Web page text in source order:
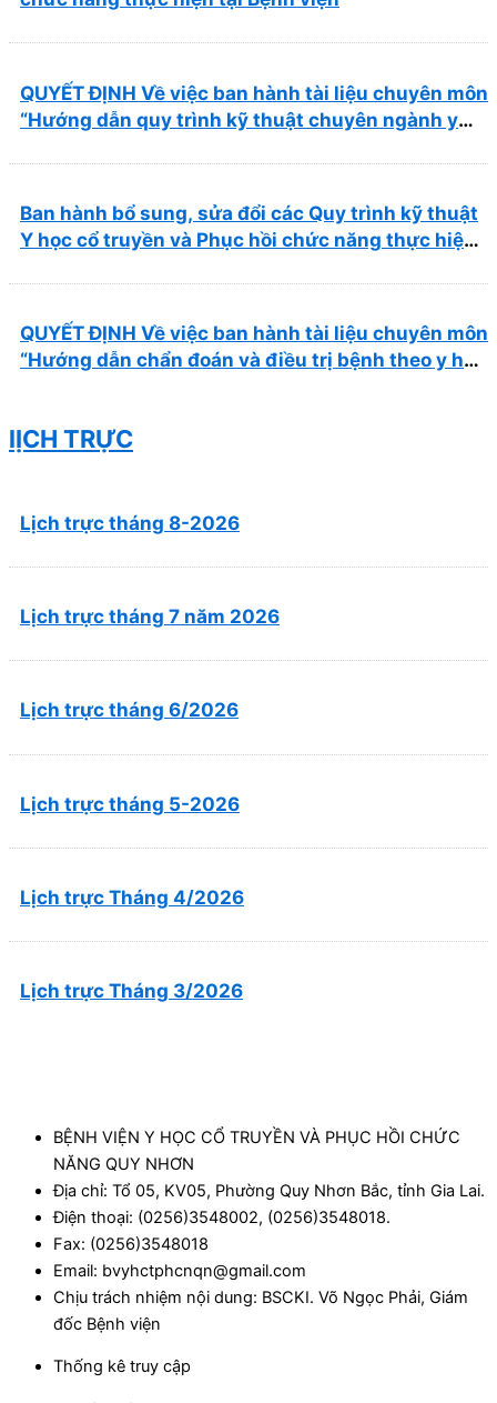
QUYẾT ĐỊNH Về việc ban hành tài liệu chuyên môn
“Hướng dẫn quy trình kỹ thuật chuyên ngành y
Ban hành bổ sung, sửa đổi các Quy trình kỹ thuật
Y học cổ truyền và Phục hồi chức năng thực hiện
QUYẾT ĐỊNH Về việc ban hành tài liệu chuyên môn
“Hướng dẫn chẩn đoán và điều trị bệnh theo y học
lỊCH TRỰC
Lịch trực tháng 8-2026
Lịch trực tháng 7 năm 2026
Lịch trực tháng 6/2026
Lịch trực tháng 5-2026
Lịch trực Tháng 4/2026
Lịch trực Tháng 3/2026
BỆNH VIỆN Y HỌC CỔ TRUYỀN VÀ PHỤC HỒI CHỨC
NĂNG QUY NHƠN
Địa chỉ: Tổ 05, KV05, Phường Quy Nhơn Bắc, tỉnh Gia Lai.
Điện thoại: (0256)3548002, (0256)3548018.
Fax: (0256)3548018
Email: bvyhctphcnqn@gmail.com
Chịu trách nhiệm nội dung: BSCKI. Võ Ngọc Phải, Giám
đốc Bệnh viện
Thống kê truy cập